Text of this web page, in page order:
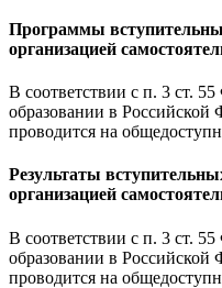
Программы
организацией
В соответствии с п. 3 ст.
образовании в
проводится на
Результаты
организацией
В соответствии с п. 3 ст.
образовании в
проводится на